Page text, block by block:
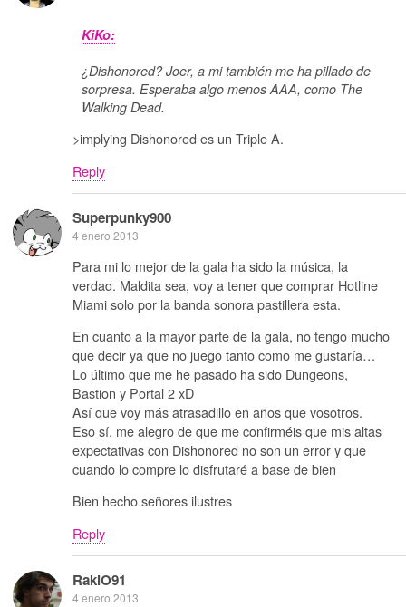
KiKo:
¿Dishonored? Joer, a mi también me ha pillado de
sorpresa. Esperaba algo menos AAA, como The
Walking Dead.
>implying Dishonored es un Triple A.
Reply
Superpunky900
4 enero 2013
Para mi lo mejor de la gala ha sido la música, la
verdad. Maldita sea, voy a tener que comprar Hotline
Miami solo por la banda sonora pastillera esta.
En cuanto a la mayor parte de la gala, no tengo mucho
que decir ya que no juego tanto como me gustaría…
Lo último que me he pasado ha sido Dungeons,
Bastion y Portal 2 xD
Así que voy más atrasadillo en años que vosotros.
Eso sí, me alegro de que me confirméis que mis altas
expectativas con Dishonored no son un error y que
cuando lo compre lo disfrutaré a base de bien
Bien hecho señores ilustres
Reply
RakiO91
4 enero 2013